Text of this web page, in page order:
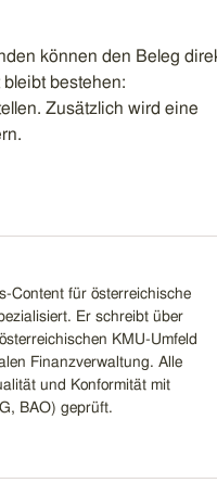
können den Beleg
bestehen:
Zusätzlich wird eine
Content für österreichische
Er schreibt über
KMU-Umfeld
Finanzverwaltung. Alle
und Konformität mit
BAO) geprüft.